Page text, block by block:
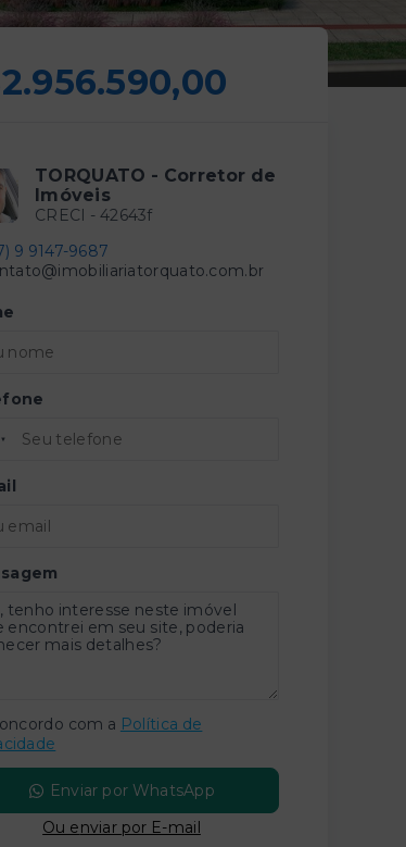
TORQUATO - Corretor de
Imóveis
CRECI - 42643f
9 9147-9687
com a Política de
Enviar por WhatsApp
Ou enviar por E-mail